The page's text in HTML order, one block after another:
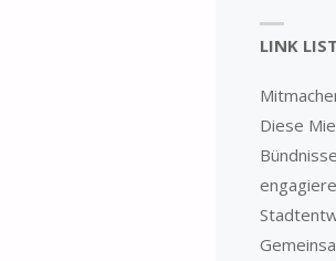
LINK
Diese